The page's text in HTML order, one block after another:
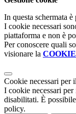
In questa schermata
I cookie necessari
piattaforma e non è
Per conoscere quali
visionare la
Cookie necessari per
I cookie necessari
disabilitati. È
policy.